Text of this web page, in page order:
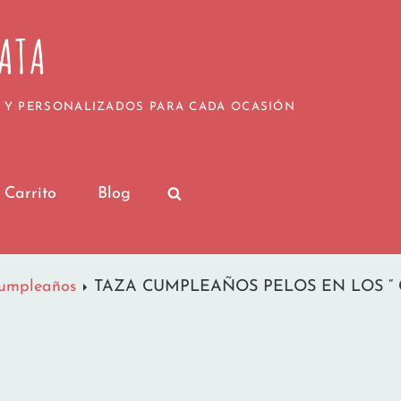
julio serán procesados a partir del 20 de julio,
pronto volveremos con las pilas cargadas y
Las Locuras de MamayTata
PERSONALIZADOS PARA CADA OCASIÓN
Carrito Blog
TAZA CUMPLEAÑOS PELOS EN LOS “